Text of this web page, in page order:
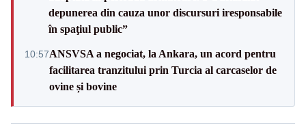
depunerea din cauza unor discursuri iresponsabile
în spaţiul public”
10:57ANSVSA a negociat, la Ankara, un acord pentru
facilitarea tranzitului prin Turcia al carcaselor de
ovine și bovine